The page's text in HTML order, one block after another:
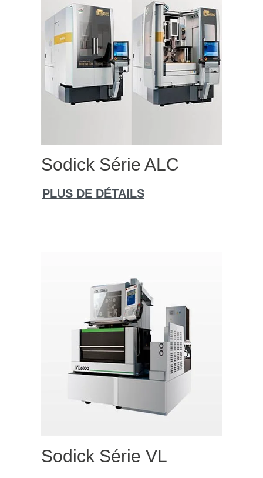
Sodick Série ALC
PLUS DE DÉTAILS
Sodick Série VL